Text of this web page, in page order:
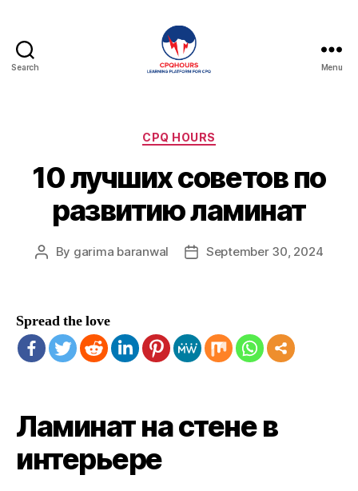
Search Menu
Categories
CPQ HOURS
10 лучших советов по
развитию ламинат
Post
By garima baranwal
PostSeptember 30, 2024
Spread the love
Ламинат на стене в
интерьере